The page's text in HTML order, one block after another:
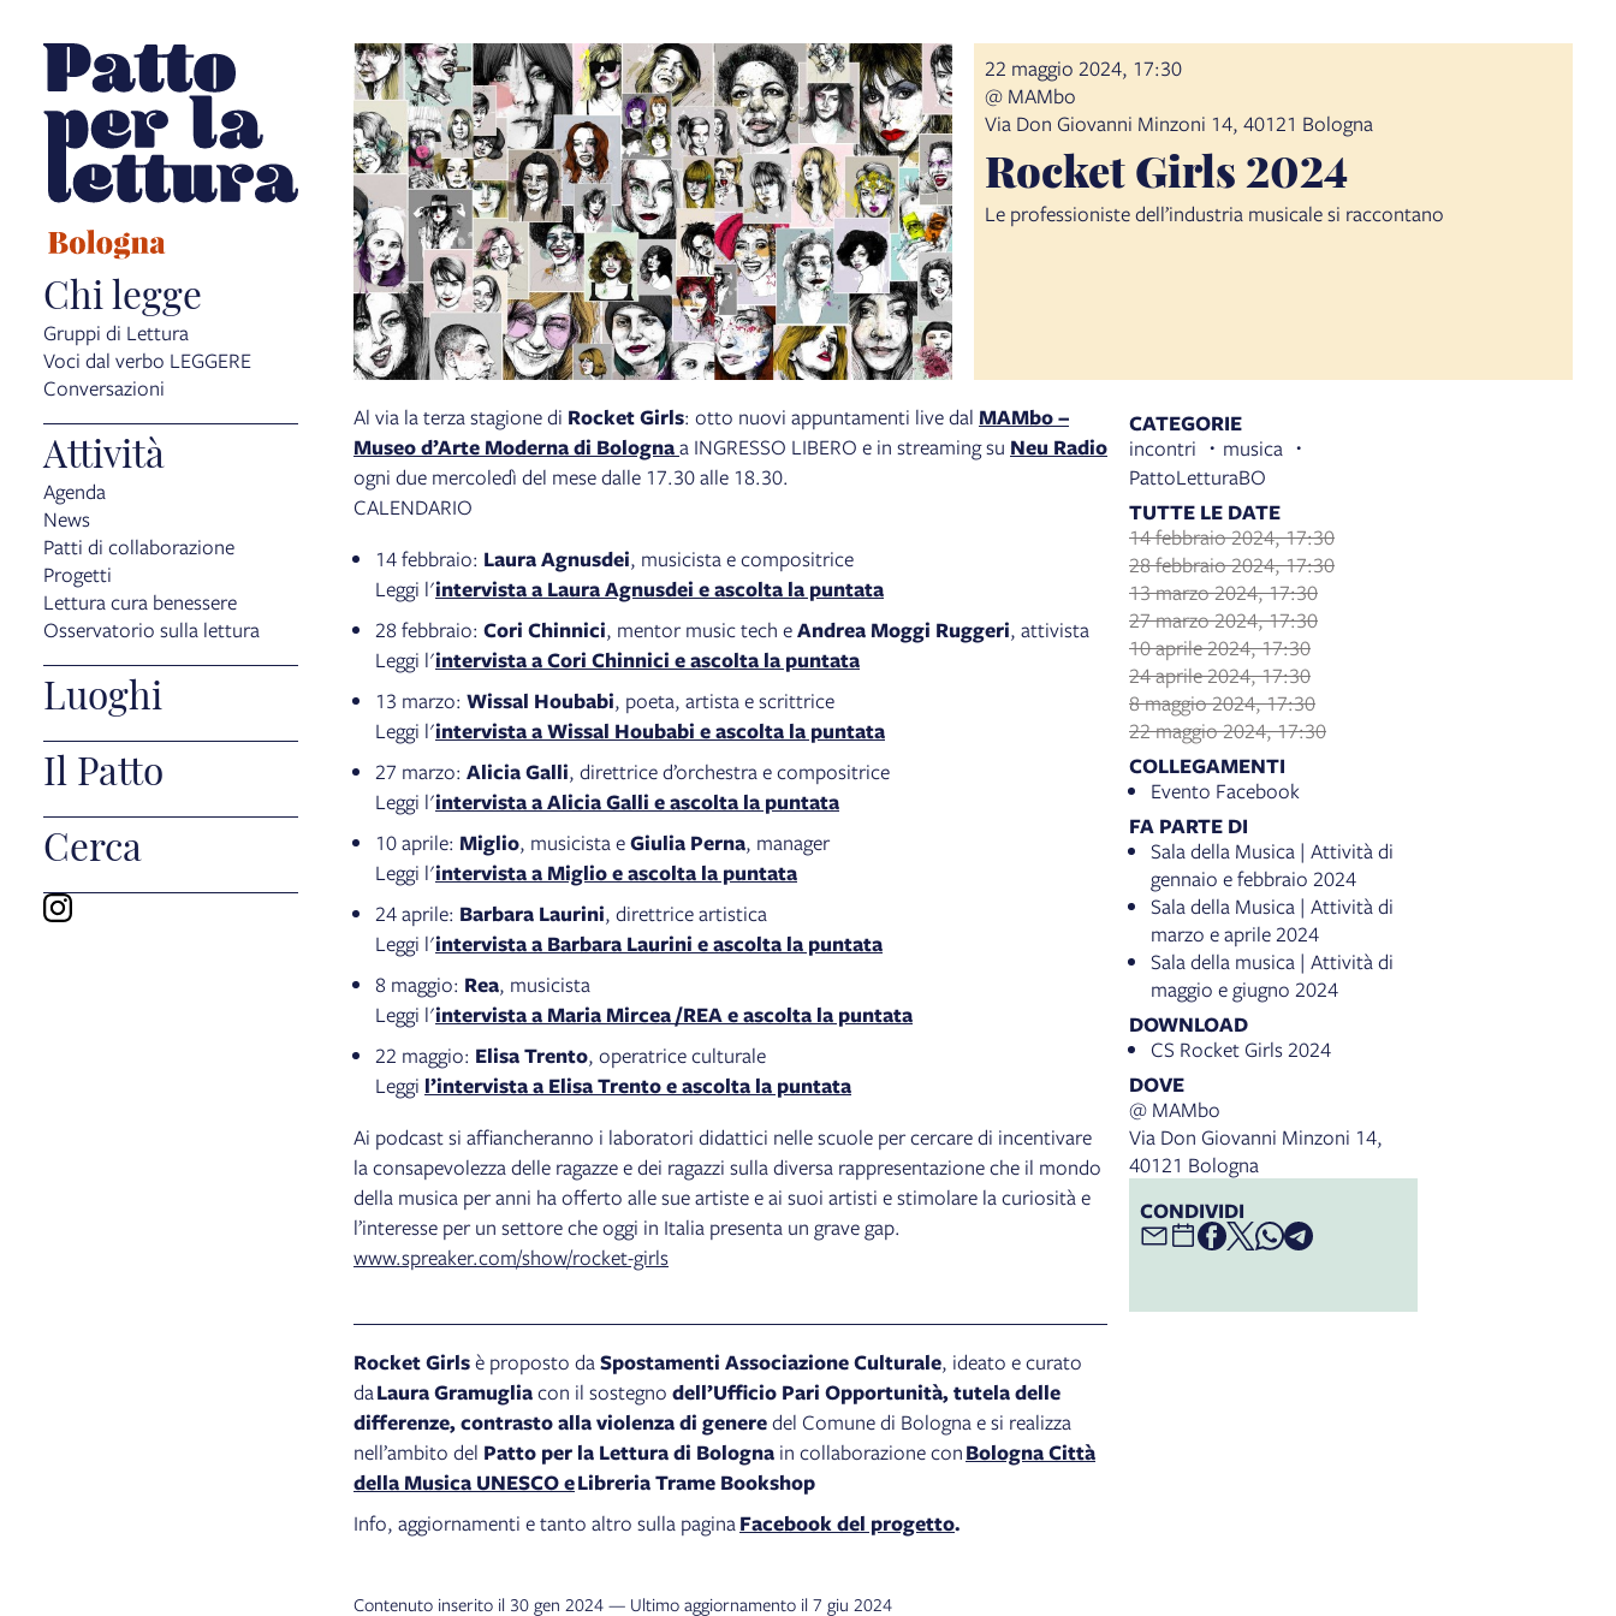
Chi legge
Gruppi di Lettura
Voci dal verbo LEGGERE
Conversazioni
Attività
Agenda
News
Patti di collaborazione
Progetti
Lettura cura benessere
Osservatorio sulla lettura
Luoghi
Il Patto
Cerca
22 maggio 2024, 17:30
@ MAMbo
Via Don Giovanni Minzoni 14, 40121 Bologna
Rocket Girls 2024
Le professioniste dell’industria musicale si raccontano
Al via la terza stagione di Rocket Girls: otto nuovi appuntamenti live dal MAMbo –
Museo d’Arte Moderna di Bolognaa INGRESSO LIBERO e in streaming su Neu Radio
ogni due mercoledì del mese dalle 17.30 alle 18.30.
CALENDARIO
14 febbraio: Laura Agnusdei, musicista e compositrice
Leggi l'intervista a Laura Agnusdei e ascolta la puntata
28 febbraio: Cori Chinnici, mentor music tech eAndrea Moggi Ruggeri, attivista
Leggi l'intervista a Cori Chinnici e ascolta la puntata
13 marzo: Wissal Houbabi, poeta, artista e scrittrice
Leggi l'intervista a Wissal Houbabi e ascolta la puntata
27 marzo: Alicia Galli, direttrice d’orchestra e compositrice
Leggi l'intervista a Alicia Galli e ascolta la puntata
10 aprile: Miglio, musicista eGiulia Perna, manager
Leggi l'intervista a Miglio e ascolta la puntata
24 aprile: Barbara Laurini, direttrice artistica
Leggi l'intervista a Barbara Laurini e ascolta la puntata
8 maggio: Rea, musicista
Leggi l'intervista a Maria Mircea /REA e ascolta la puntata
22 maggio: Elisa Trento, operatrice culturale
Leggi l’intervista a Elisa Trento e ascolta la puntata
Ai podcast si affiancheranno i laboratori didattici nelle scuole per cercare di incentivare
la consapevolezza delle ragazze e dei ragazzi sulla diversa rappresentazione che il mondo
della musica per anni ha offerto alle sue artiste e ai suoi artisti e stimolare la curiosità e
l’interesse per un settore che oggi in Italia presenta un grave gap.
www.spreaker.com/show/rocket-girls
Rocket Girlsè proposto daSpostamenti Associazione Culturale, ideato e curato
daLaura Gramugliacon il sostegno dell’Ufficio Pari Opportunità,tutela delle
differenze, contrasto alla violenza di generedel Comune di Bologna e si realizza
nell’ambito del Patto per la Lettura di Bologna in collaborazioneconBologna Città
della Musica UNESCO eLibreria Trame Bookshop
Info, aggiornamenti e tanto altro sulla paginaFacebook del progetto.
CATEGORIE
incontri
musica
PattoLetturaBO
TUTTE LE DATE
14 febbraio 2024, 17:30
28 febbraio 2024, 17:30
13 marzo 2024, 17:30
27 marzo 2024, 17:30
10 aprile 2024, 17:30
24 aprile 2024, 17:30
8 maggio 2024, 17:30
22 maggio 2024, 17:30
COLLEGAMENTI
Evento Facebook
FA PARTE DI
Sala della Musica | Attività di
gennaio e febbraio 2024
Sala della Musica | Attività di
marzo e aprile 2024
Sala della musica | Attività di
maggio e giugno 2024
DOWNLOAD
CS Rocket Girls 2024
DOVE
@ MAMbo
Via Don Giovanni Minzoni 14,
40121 Bologna
CONDIVIDI
Contenuto inserito il 30 gen 2024 — Ultimo aggiornamento il 7 giu 2024